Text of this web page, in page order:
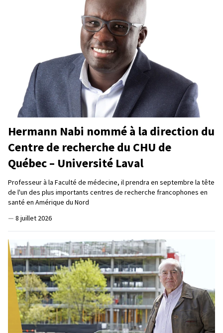
Hermann Nabi nommé à la direction du
Centre de recherche du CHU de
Québec – Université Laval
Professeur à la Faculté de médecine, il prendra en septembre la tête
de l'un des plus importants centres de recherche francophones en
santé en Amérique du Nord
— 8 juillet 2026